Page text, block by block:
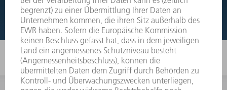
EXPLOSIONSZEICHNUNGEN